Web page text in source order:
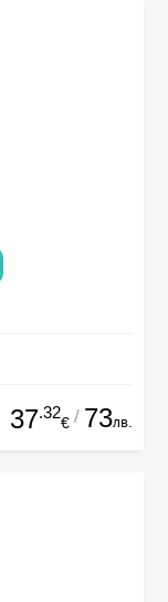
37.32
€ / 73лв.